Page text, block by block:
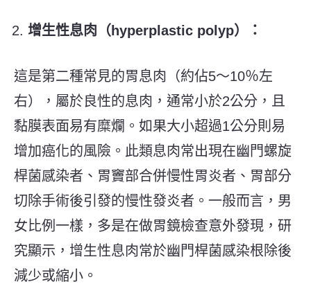
增生性息肉（hyperplastic polyp）：
這是第二種常見的胃息肉（約佔5～10％左
右），屬於良性的息肉，通常小於2公分，且
黏膜表面易有糜爛。如果大小超過1公分則易
增加癌化的風險。此類息肉常出現在幽門螺旋
桿菌感染者、胃竇部合併慢性胃炎者、胃部分
切除手術後引發的慢性發炎者。一般而言，男
女比例一樣，多是在做胃鏡檢查意外發現，研
究顯示，增生性息肉常於幽門桿菌感染根除後
減少或縮小。